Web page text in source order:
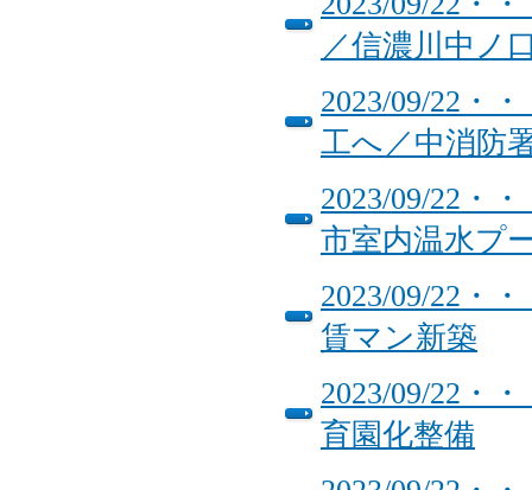
／信濃川中ノ
2023/09/22・
工へ／中消防
2023/09/22・
市室内温水プ
2023/09/22・
賃マン新築
2023/09/22・
育園化整備